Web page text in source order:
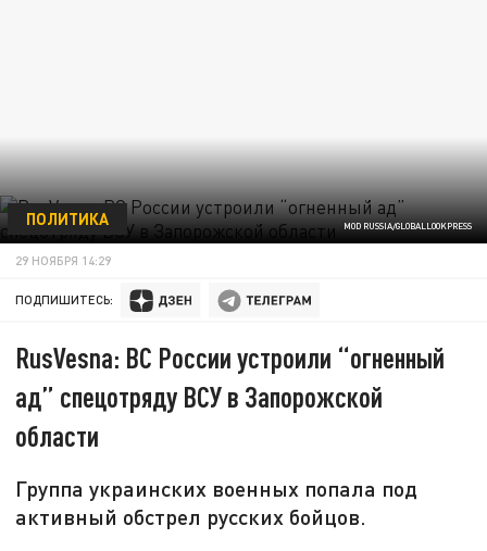
MOD RUSSIA/GLOBALLOOKPRESS
ПОЛИТИКА
29 НОЯБРЯ 14:29
ПОДПИШИТЕСЬ:
RusVesna: ВС России устроили “огненный
ад” спецотряду ВСУ в Запорожской
области
Группа украинских военных попала под
активный обстрел русских бойцов.